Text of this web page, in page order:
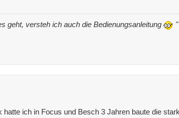
geht, versteh ich auch die Bedienungsanleitung "
ich in Focus und Besch 3 Jahren baute die